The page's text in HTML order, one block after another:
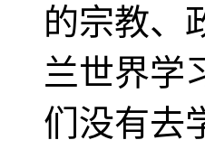
的宗教、
兰世界学
们没有去